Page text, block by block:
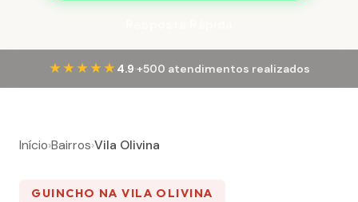
★★★★★ 4.9·+500 atendimentos realizados
Início›Bairros›Vila Olivina
GUINCHO NA VILA OLIVINA